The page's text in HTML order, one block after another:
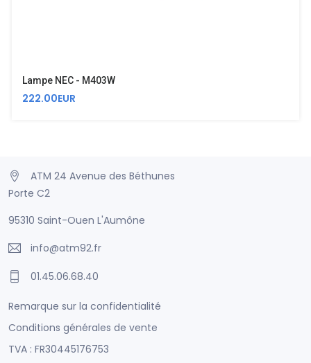
Lampe NEC - M403W
222.00EUR
ATM 24 Avenue des Béthunes
Porte C2
95310 Saint-Ouen L'Aumône
info@atm92.fr
01.45.06.68.40
Remarque sur la confidentialité
Conditions générales de vente
TVA : FR30445176753